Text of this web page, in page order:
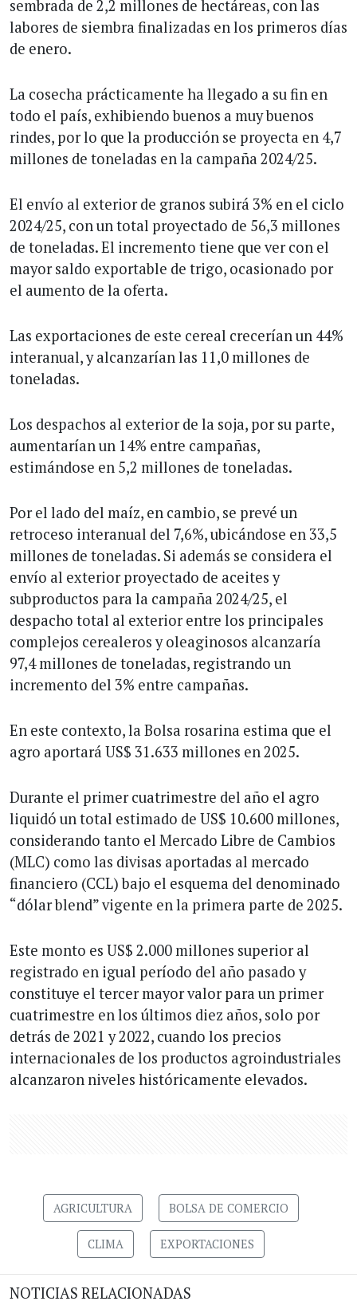
sembrada de 2,2 millones de hectáreas, con las
labores de siembra finalizadas en los primeros días
de enero.
La cosecha prácticamente ha llegado a su fin en
todo el país, exhibiendo buenos a muy buenos
rindes, por lo que la producción se proyecta en 4,7
millones de toneladas en la campaña 2024/25.
El envío al exterior de granos subirá 3% en el ciclo
2024/25, con un total proyectado de 56,3 millones
de toneladas. El incremento tiene que ver con el
mayor saldo exportable de trigo, ocasionado por
el aumento de la oferta.
Las exportaciones de este cereal crecerían un 44%
interanual, y alcanzarían las 11,0 millones de
toneladas.
Los despachos al exterior de la soja, por su parte,
aumentarían un 14% entre campañas,
estimándose en 5,2 millones de toneladas.
Por el lado del maíz, en cambio, se prevé un
retroceso interanual del 7,6%, ubicándose en 33,5
millones de toneladas. Si además se considera el
envío al exterior proyectado de aceites y
subproductos para la campaña 2024/25, el
despacho total al exterior entre los principales
complejos cerealeros y oleaginosos alcanzaría
97,4 millones de toneladas, registrando un
incremento del 3% entre campañas.
En este contexto, la Bolsa rosarina estima que el
agro aportará US$ 31.633 millones en 2025.
Durante el primer cuatrimestre del año el agro
liquidó un total estimado de US$ 10.600 millones,
considerando tanto el Mercado Libre de Cambios
(MLC) como las divisas aportadas al mercado
financiero (CCL) bajo el esquema del denominado
“dólar blend” vigente en la primera parte de 2025.
Este monto es US$ 2.000 millones superior al
registrado en igual período del año pasado y
constituye el tercer mayor valor para un primer
cuatrimestre en los últimos diez años, solo por
detrás de 2021 y 2022, cuando los precios
internacionales de los productos agroindustriales
alcanzaron niveles históricamente elevados.
AGRICULTURA BOLSA DE COMERCIO
CLIMA EXPORTACIONES
NOTICIAS RELACIONADAS